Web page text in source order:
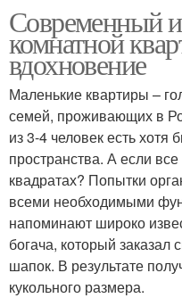
Современный
комнатной
вдохновение
Маленькие квартиры –
семей, проживающих в
из 3-4 человек есть
пространства. А если
квадратах? Попытки
всеми необходимыми
напоминают широко
богача, который
шапок. В результате
кукольного размера.